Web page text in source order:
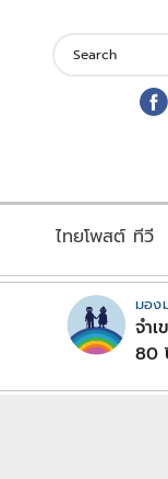
ไทยโพสต์ ทีวี
มอง
จำเ
80